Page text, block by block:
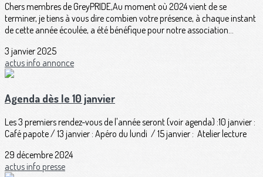
Chers membres de GreyPRIDE,Au moment où 2024 vient de se
terminer, je tiens à vous dire combien votre présence, à chaque instant
de cette année écoulée, a été bénéfique pour notre association...
3 janvier 2025
actusinfo annonce
Agenda dès le 10 janvier
Les 3 premiers rendez-vous de l'année seront (voir agenda) :10 janvier :
Café papote / 13 janvier : Apéro du lundi / 15 janvier : Atelier lecture
29 décembre 2024
actusinfo presse